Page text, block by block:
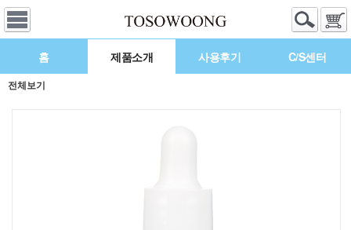
홈 제품소개 사용후기 C/S센터
전체보기